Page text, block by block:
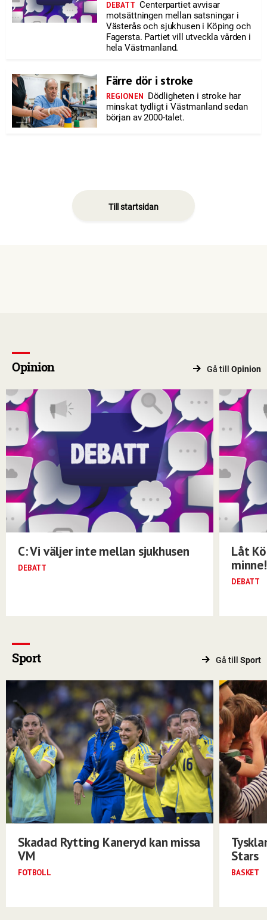
DEBATT Centerpartiet avvisar
motsättningen mellan satsningar i
Västerås och sjukhusen i Köping och
Fagersta. Partiet vill utveckla vården i
hela Västmanland.
Färre dör i stroke
REGIONEN Dödligheten i stroke har
minskat tydligt i Västmanland sedan
början av 2000-talet.
Till startsidan
Opinion Gå till Opinion
C: Vi väljer inte mellan sjukhusen
DEBATT
Låt
minne!
DEBATT
Sport Gå till Sport
Skadad Rytting Kaneryd kan missa
VM
FOTBOLL
Stars
BASKET